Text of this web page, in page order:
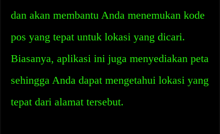
dan akan membantu Anda menemukan kode
pos yang tepat untuk lokasi yang dicari.
Biasanya, aplikasi ini juga menyediakan peta
sehingga Anda dapat mengetahui lokasi yang
tepat dari alamat tersebut.